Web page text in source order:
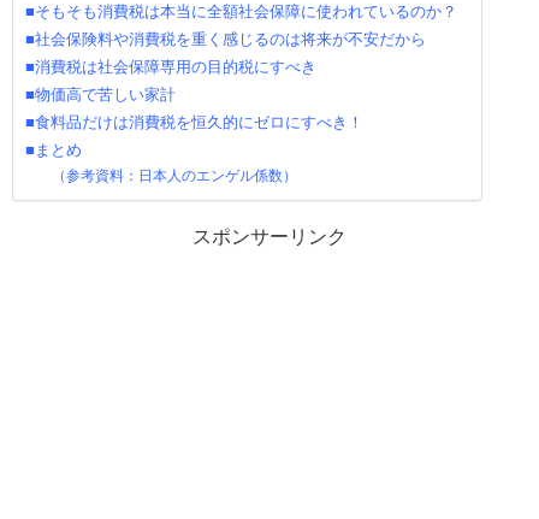
■そもそも消費税は本当に全額社会保障に使われているのか？
■社会保険料や消費税を重く感じるのは将来が不安だから
■消費税は社会保障専用の目的税にすべき
■物価高で苦しい家計
■食料品だけは消費税を恒久的にゼロにすべき！
■まとめ
（参考資料：日本人のエンゲル係数）
スポンサーリンク